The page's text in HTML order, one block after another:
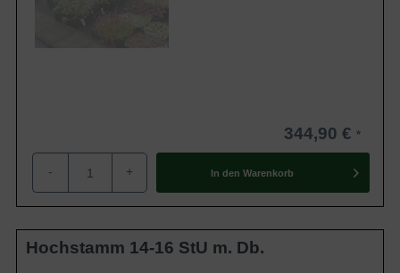
344,90 €
- + In den Warenkorb
Hochstamm 14-16 StU m. Db.